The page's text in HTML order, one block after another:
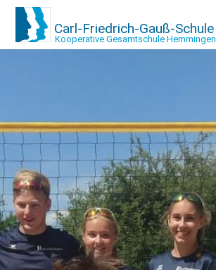
Carl-Friedrich-Gauß-Schule
Kooperative Gesamtschule Hemmingen